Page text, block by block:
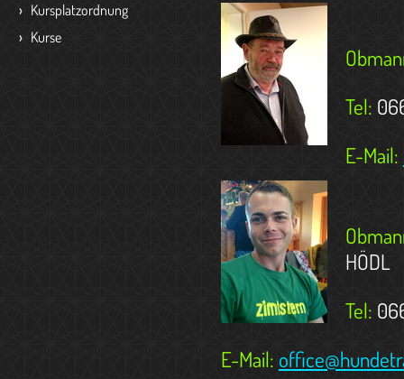
Kursplatzordnung
Kurse
Tel:
E-Mail:
HÖDL
Tel:
E-Mail: